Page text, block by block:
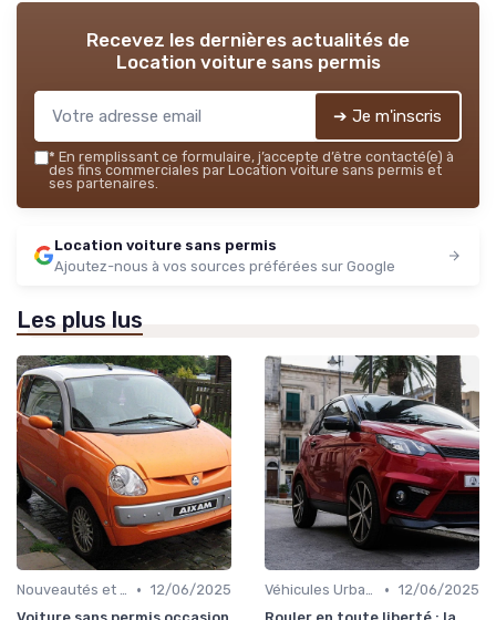
Recevez les dernières actualités de
Location voiture sans permis
➔ Je m'inscris
* En remplissant ce formulaire, j’accepte d’être contacté(e) à
des fins commerciales par Location voiture sans permis et
ses partenaires.
Location voiture sans permis
Ajoutez-nous à vos sources préférées sur Google
Les plus lus
Nouveautés et Tendances • 12/06/2025
Véhicules Urbains • 12/06/2025